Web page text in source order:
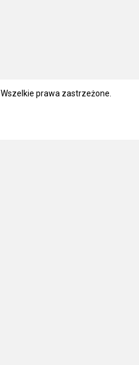
. Wszelkie prawa zastrzeżone.